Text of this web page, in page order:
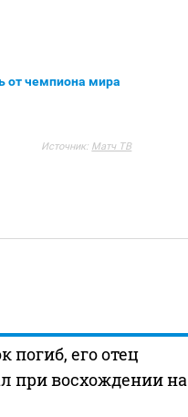
от чемпиона мира
Источник: Матч ТВ
погиб, его отец
при восхождении на